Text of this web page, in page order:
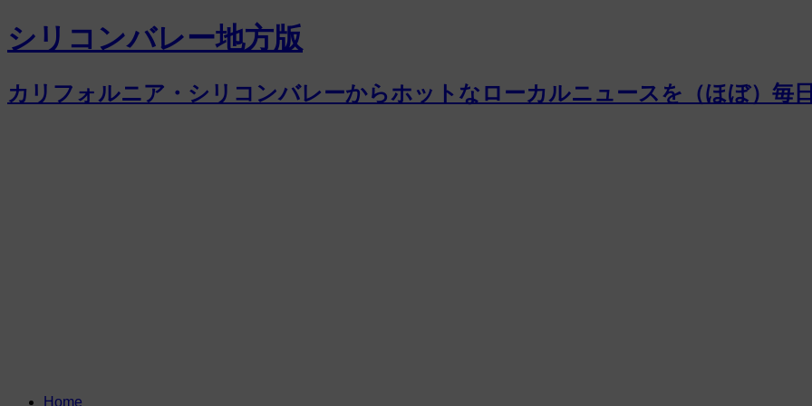
シリコンバレー地方版
カリフォルニア・シリコンバレーからホットなローカルニュースを（ほぼ）毎
Home